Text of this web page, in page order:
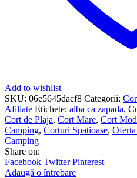
Add to wishlist
SKU: 06e5645dacf8 Categorii:
Afiliate Etichete: alba ca zapada,
Cort de Plaja, Cort Mare, Cort
Camping, Corturi Spatioase,
Camping
Share on:
Facebook Twitter Pinterest
Adaugă o întrebare